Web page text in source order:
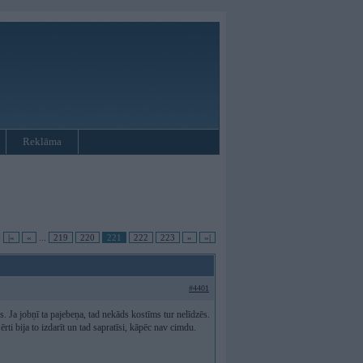
Reklāma
|« « 219 220 221 222 223 » »|
#4401
jobņī ta pajebeņa, tad nekāds kostīms tur nelīdzēs.
bija to izdarīt un tad sapratīsi, kāpēc nav cimdu.